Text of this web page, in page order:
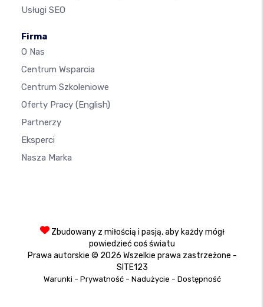
Usługi SEO
Firma
O Nas
Centrum Wsparcia
Centrum Szkoleniowe
Oferty Pracy (English)
Partnerzy
Eksperci
Nasza Marka
Zbudowany z miłością i pasją, aby każdy mógł
powiedzieć coś światu
Prawa autorskie © 2026 Wszelkie prawa zastrzeżone -
SITE123
Warunki - Prywatność- Nadużycie - Dostępność